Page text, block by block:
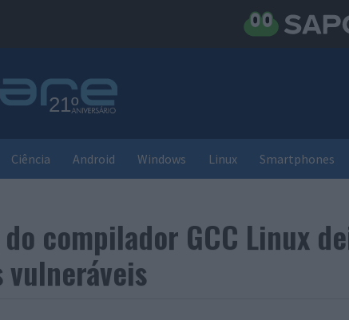
Ciência Android Windows Linux Smartphones
compilador GCC Linux